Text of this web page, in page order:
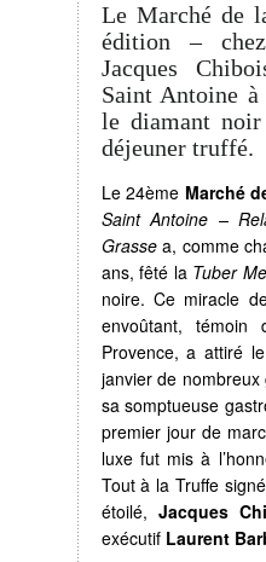
Le Marché de
édition –
Jacques
Saint Antoine à
le diamant
déjeuner truffé.
Le 24ème Marché
Saint Antoine –
Grassea, comme
ans, fêté la Tuber
noire. Ce miracle
envoûtant,
Provence, a attiré
janvier de
sa somptueuse
premier jour de
luxe fut mis à
Tout à la Truffe
étoilé, Jacques
exécutifLaurent